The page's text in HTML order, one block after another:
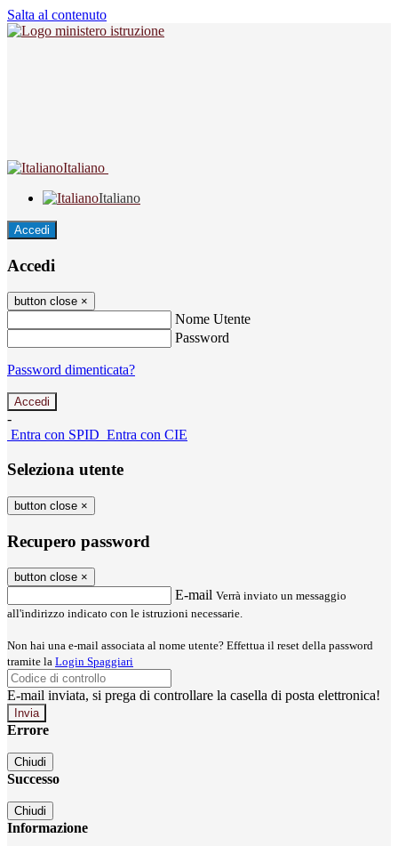
Salta al contenuto
Italiano
Italiano
Accedi
Accedi
button close ×
Nome Utente
Password
Password dimenticata?
-
Entra con SPID Entra con CIE
Seleziona utente
button close ×
Recupero password
button close ×
E-mail Verrà inviato un messaggio
all'indirizzo indicato con le istruzioni necessarie.
Non hai una e-mail associata al nome utente? Effettua il reset della password
tramite la Login Spaggiari
E-mail inviata, si prega di controllare la casella di posta elettronica!
Errore
Chiudi
Successo
Chiudi
Informazione